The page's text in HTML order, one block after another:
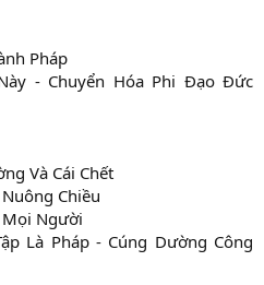
Pháp
- Chuyển Hóa Phi Đạo Đức
Và Cái Chết
Chiều
Mọi Người
Là Pháp - Cúng Dường Công